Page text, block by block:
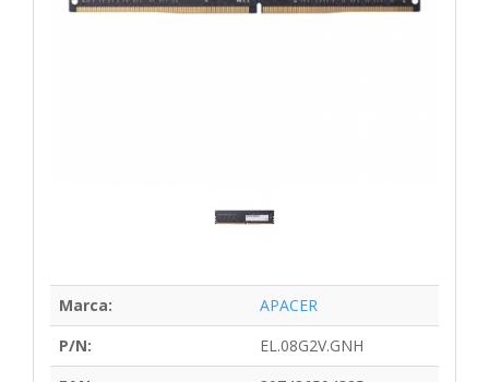
Marca:
APACER
P/N:
EL.08G2V.GNH